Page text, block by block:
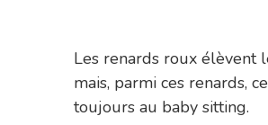
Les renards roux élèvent
mais, parmi ces renards,
toujours au baby sitting.